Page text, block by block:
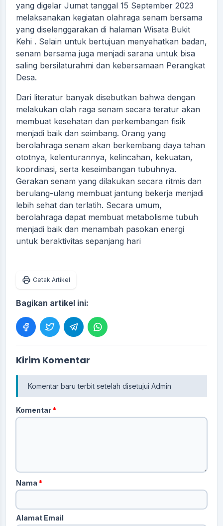
yang digelar Jumat tanggal 15 September 2023
melaksanakan kegiatan olahraga senam bersama
yang diselenggarakan di halaman Wisata Bukit
Kehi . Selain untuk bertujuan menyehatkan badan,
senam bersama juga menjadi sarana untuk bisa
saling bersilaturahmi dan kebersamaan Perangkat
Desa.
Dari literatur banyak disebutkan bahwa dengan
melakukan olah raga senam secara teratur akan
membuat kesehatan dan perkembangan fisik
menjadi baik dan seimbang. Orang yang
berolahraga senam akan berkembang daya tahan
ototnya, kelenturannya, kelincahan, kekuatan,
koordinasi, serta keseimbangan tubuhnya.
Gerakan senam yang dilakukan secara ritmis dan
berulang-ulang membuat jantung bekerja menjadi
lebih sehat dan terlatih. Secara umum,
berolahraga dapat membuat metabolisme tubuh
menjadi baik dan menambah pasokan energi
untuk beraktivitas sepanjang hari
Cetak Artikel
Bagikan artikel ini:
Kirim Komentar
Komentar baru terbit setelah disetujui Admin
Komentar*
Nama *
Alamat Email